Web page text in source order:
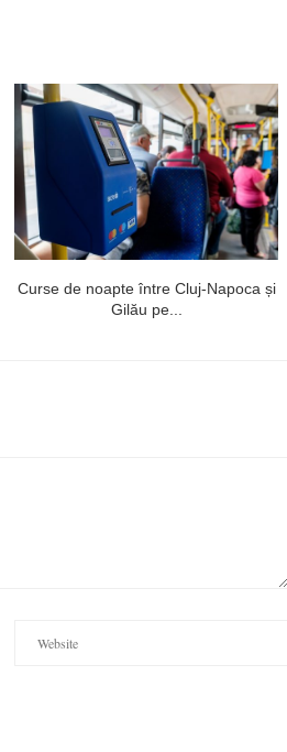
Curse de noapte între Cluj-Napoca și
Gilău pe...